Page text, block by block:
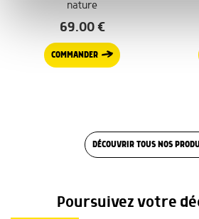
notre site avec nos partenaires de
publicité et d'analyse, qui peuvent
avec d'autres informations que vous
ou qu'ils ont collectées lors de votre
services.
nature
69.00€
COMMANDER
DÉCOUVRIR TOUS NOS
Poursuivez votre